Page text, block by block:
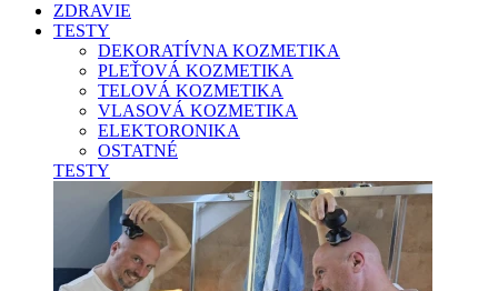
ZDRAVIE
TESTY
DEKORATÍVNA KOZMETIKA
PLEŤOVÁ KOZMETIKA
TELOVÁ KOZMETIKA
VLASOVÁ KOZMETIKA
ELEKTORONIKA
OSTATNÉ
TESTY